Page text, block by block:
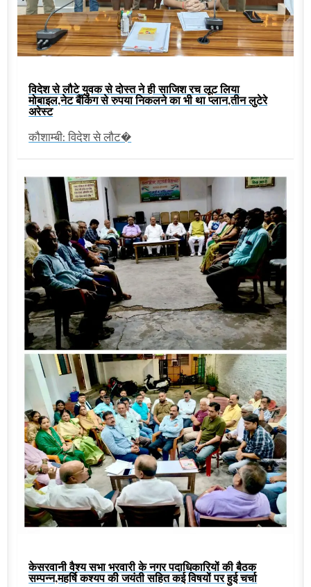
विदेश से लौटे युवक से दोस्त ने ही साजिश रच लूट लिया
मोबाइल,नेट बैंकिंग से रुपया निकलने का भी था प्लान,तीन लुटेरे
अरेस्ट
कौशाम्बी: विदेश से लौट�
केसरवानी वैश्य सभा भरवारी के नगर पदाधिकारियों की बैठक
सम्पन्न,महर्षि कश्यप की जयंती सहित कई विषयों पर हुई चर्चा